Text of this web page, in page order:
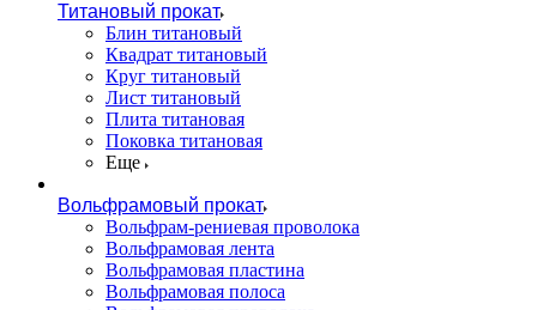
Титановый прокат
Блин титановый
Квадрат титановый
Круг титановый
Лист титановый
Плита титановая
Поковка титановая
Еще
Вольфрамовый прокат
Вольфрам-рениевая проволока
Вольфрамовая лента
Вольфрамовая пластина
Вольфрамовая полоса